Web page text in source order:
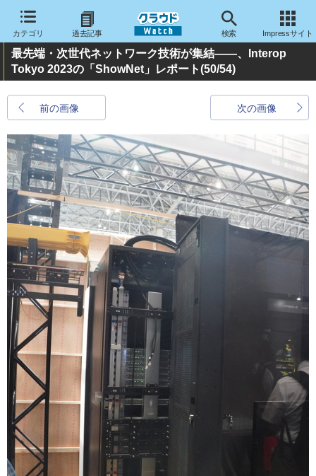
カテゴリ 過去記事 検索 Impressサイト
最先端・次世代ネットワーク技術が集結――、Interop
Tokyo 2023の「ShowNet」レポート(50/54)
前の画像 次の画像